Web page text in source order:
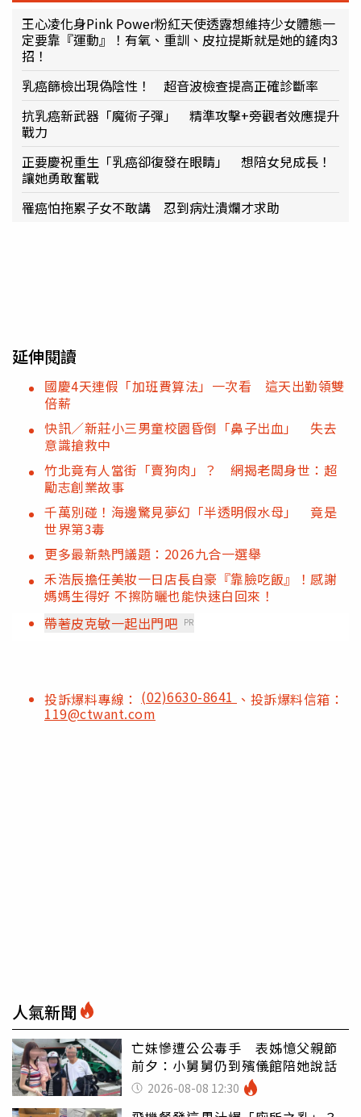
王心凌化身Pink Power粉紅天使透露想維持少女體態一
定要靠『運動』！有氧、重訓、皮拉提斯就是她的鏟肉3
招！
乳癌篩檢出現偽陰性！ 超音波檢查提高正確診斷率
抗乳癌新武器「魔術子彈」 精準攻擊+旁觀者效應提升
戰力
正要慶祝重生「乳癌卻復發在眼睛」 想陪女兒成長！
讓她勇敢奮戰
罹癌怕拖累子女不敢講 忍到病灶潰爛才求助
延伸閱讀
國慶4天連假「加班費算法」一次看 這天出勤領雙
倍薪
快訊／新莊小三男童校園昏倒「鼻子出血」 失去
意識搶救中
竹北竟有人當街「賣狗肉」？ 網揭老闆身世：超
勵志創業故事
千萬別碰！海邊驚見夢幻「半透明假水母」 竟是
世界第3毒
更多最新熱門議題：2026九合一選舉
禾浩辰擔任美妝一日店長自豪『靠臉吃飯』！感謝
媽媽生得好 不擦防曬也能快速白回來！
帶著皮克敏一起出門吧 PR
投訴爆料專線： (02)6630-8641 、投訴爆料信箱：
119@ctwant.com
人氣新聞
亡妹慘遭公公毒手 表姊憶父親節
前夕：小舅舅仍到殯儀館陪她說話
2026-08-08 12:30